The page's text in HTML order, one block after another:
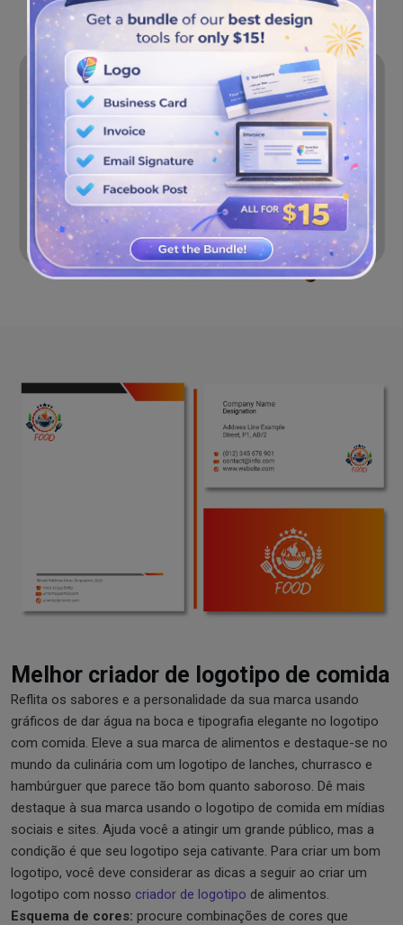
Melhor criador de logotipo de comida
Reflita os sabores e a personalidade da sua marca usando
gráficos de dar água na boca e tipografia elegante no logotipo
com comida. Eleve a sua marca de alimentos e destaque-se no
mundo da culinária com um logotipo de lanches, churrasco e
hambúrguer que parece tão bom quanto saboroso. Dê mais
destaque à sua marca usando o logotipo de comida em mídias
sociais e sites. Ajuda você a atingir um grande público, mas a
condição é que seu logotipo seja cativante. Para criar um bom
logotipo, você deve considerar as dicas a seguir ao criar um
logotipo com nosso criador de logotipo de alimentos.
Esquema de cores: procure combinações de cores que